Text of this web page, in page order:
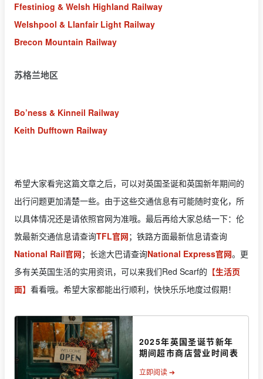
Ffestiniog & Welsh Highland Railway
Welshpool & Llanfair Light Railway
Brecon Mountain Railway
苏格兰地区
Bo’ness & Kinneil Railway
Keith Dufftown Railway
希望大家看完这篇文章之后，可以对英国圣诞和英国新年期间的
出行问题更加清楚一些。由于这些交通信息有可能随时变化，所
以具体情况还是请依照官网为准哦。最后再给大家总结一下：伦
敦最新交通信息请查询TFL官网；铁路方面最新信息请查询
National Rail官网；长途大巴请查询National Express官网。更
多有关英国生活的实用资讯，可以来我们Red Scarf的 【生活页
面】 看看哦。希望大家都能出行顺利，快快乐乐地度过假期！
2025年英国圣诞节新年
期间超市商店营业时间表
立即阅读 ➔